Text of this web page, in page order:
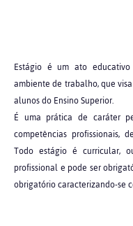
Estágio é um ato educativo
ambiente de trabalho, que
alunos do Ensino Superior.
É uma prática de caráter
competências profissionais,
Todo estágio é curricular,
profissional e pode ser
obrigatório caracterizando-se